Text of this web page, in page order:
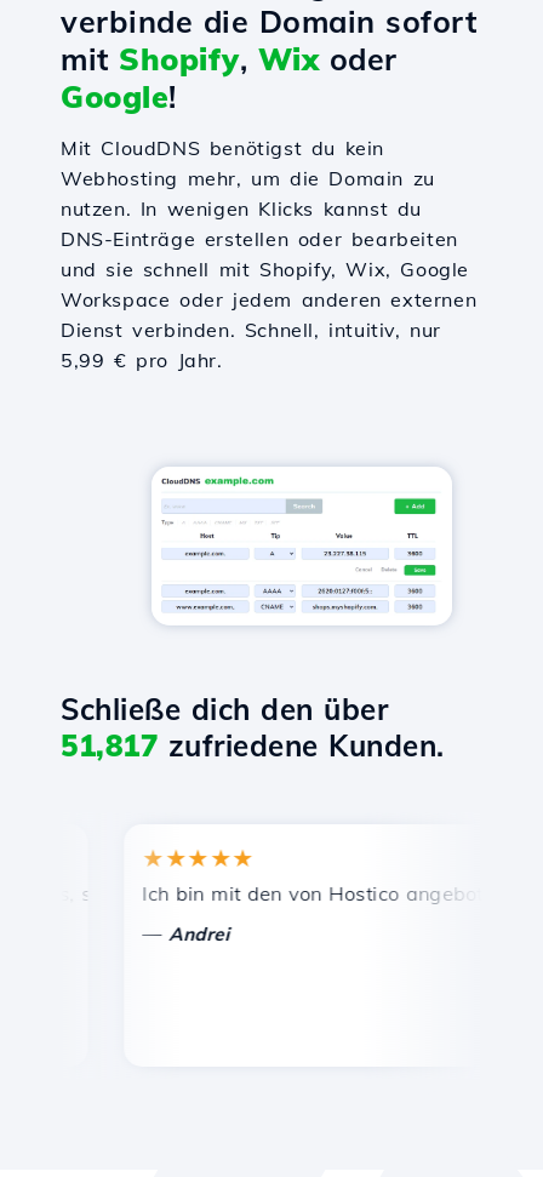
verbinde die Domain sofort
mit Shopify, Wixoder
Google!
Mit CloudDNS benötigst du kein
Webhosting mehr, um die Domain zu
nutzen. In wenigen Klicks kannst du
DNS-Einträge erstellen oder bearbeiten
und sie schnell mit Shopify, Wix, Google
Workspace oder jedem anderen externen
Dienst verbinden. Schnell, intuitiv, nur
5,99 € pro Jahr.
Schließe dich den über
51,817 zufriedene Kunden.
schnelle und effiziente technische Unterstützung.
★★★★★
Ich bin mit den von Hostico angebotenen
Andrei